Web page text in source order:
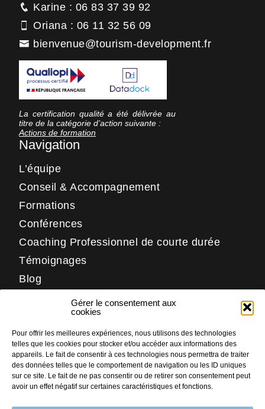
Gérer le consentement aux
cookies
Pour offrir les meilleures expériences, nous utilisons des technologies
telles que les cookies pour stocker et/ou accéder aux informations des
appareils. Le fait de consentir à ces technologies nous permettra de traiter
des données telles que le comportement de navigation ou les ID uniques
sur ce site. Le fait de ne pas consentir ou de retirer son consentement peut
avoir un effet négatif sur certaines caractéristiques et fonctions.
Karine : 06 83 37 39 92
Oriana : 06 11 32 56 09
bienvenue@tourism-development.fr
La certification qualité a été délivrée au
titre de la catégorie d’action suivante :
Actions de formation
Navigation
L’équipe
Conseil & Accompagnement
Formations
Conférences
Coaching Professionnel de courte durée
Témoignages
Blog
LinkedIn
Facebook
Instagram